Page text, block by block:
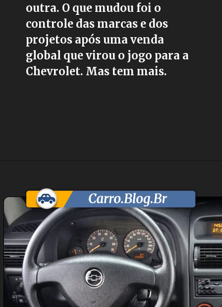
outra. O que mudou foi o
controle das marcas e dos
projetos após uma venda
global que virou o jogo para a
Chevrolet. Mas tem mais.